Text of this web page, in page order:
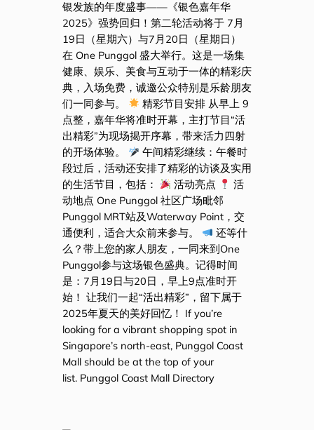
银发族的年度盛事——《银色嘉年华
2025》强势回归！第二轮活动将于 7月
19日（星期六）与7月20日（星期日）
在 One Punggol 盛大举行。这是一场集
健康、娱乐、美食与互动于一体的精彩庆
典，入场免费，诚邀公众特别是乐龄朋友
们一同参与。
精彩节目安排 从早上 9
点整，嘉年华将准时开幕，主打节目“活
出精彩”为现场揭开序幕，带来活力四射
的开场体验。
午间精彩继续：午餐时
段过后，活动还安排了精彩的访谈及实用
的生活节目，包括：
活动亮点
活
动地点 One Punggol 社区广场毗邻
Punggol MRT站及Waterway Point，交
通便利，适合大众前来参与。
还等什
么？带上您的家人朋友，一同来到One
Punggol参与这场银色盛典。记得时间
是：7月19日与20日，早上9点准时开
始！ 让我们一起“活出精彩”，留下属于
2025年夏天的美好回忆！ If you’re
looking for a vibrant shopping spot in
Singapore’s north-east, Punggol Coast
Mall should be at the top of your
list. Punggol Coast Mall Directory